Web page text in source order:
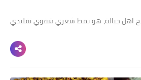
اهل جبالة، هو نمط شعري شفوي تقليدي